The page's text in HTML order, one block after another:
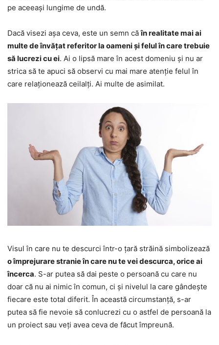
pe aceeași lungime de undă.
Dacă visezi așa ceva, este un semn căîn realitate mai ai
multe de învățat referitor la oameni și felul în care trebuie
să lucrezi cu ei. Ai o lipsă mare în acest domeniu și nu ar
strica să te apuci să observi cu mai mare atenție felul în
care relaționează ceilalți. Ai multe de asimilat.
Visul în care nu te descurci într-o țară străină simbolizează
o împrejurare stranie în care nu te vei descurca, orice ai
încerca. S-ar putea să dai peste o persoană cu care nu
doar că nu ai nimic în comun, ci și nivelul la care gândește
fiecare este total diferit. În această circumstanță, s-ar
putea să fie nevoie să conlucrezi cu o astfel de persoană la
un proiect sau veți avea ceva de făcut împreună.